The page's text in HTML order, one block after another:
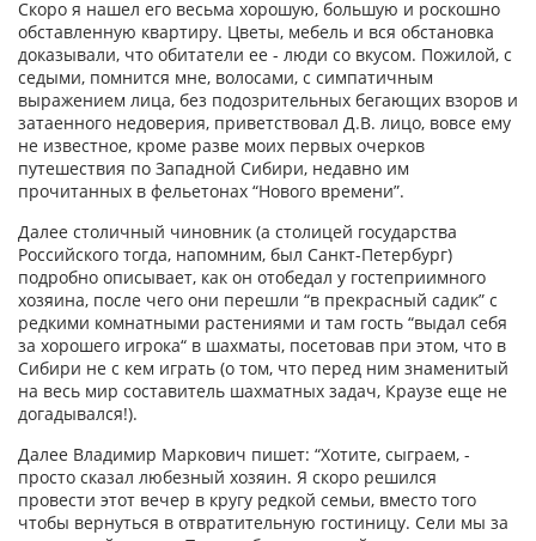
Скоро я нашел его весьма хорошую, большую и роскошно
обставленную квартиру. Цветы, мебель и вся обстановка
доказывали, что обитатели ее - люди со вкусом. Пожилой, с
седыми, помнится мне, волосами, с симпатичным
выражением лица, без подозрительных бегающих взоров и
затаенного недоверия, приветствовал Д.В. лицо, вовсе ему
не известное, кроме разве моих первых очерков
путешествия по Западной Сибири, недавно им
прочитанных в фельетонах “Нового времени”.
Далее столичный чиновник (а столицей государства
Российского тогда, напомним, был Санкт-Петербург)
подробно описывает, как он отобедал у гостеприимного
хозяина, после чего они перешли “в прекрасный садик” с
редкими комнатными растениями и там гость “выдал себя
за хорошего игрока“ в шахматы, посетовав при этом, что в
Сибири не с кем играть (о том, что перед ним знаменитый
на весь мир составитель шахматных задач, Краузе еще не
догадывался!).
Далее Владимир Маркович пишет: “Хотите, сыграем, -
просто сказал любезный хозяин. Я скоро решился
провести этот вечер в кругу редкой семьи, вместо того
чтобы вернуться в отвратительную гостиницу. Сели мы за